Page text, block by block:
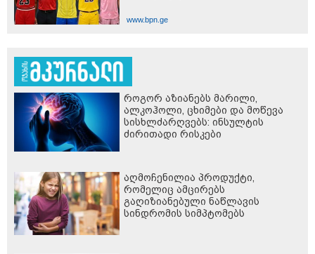
www.bpn.ge
როგორ აზიანებს მარილი,
ალკოჰოლი, ცხიმები და მოწევა
სისხლძარღვებს: ინსულტის
ძირითადი რისკები
აღმოჩენილია პროდუქტი,
რომელიც ამცირებს
გაღიზიანებული ნაწლავის
სინდრომის სიმპტომებს